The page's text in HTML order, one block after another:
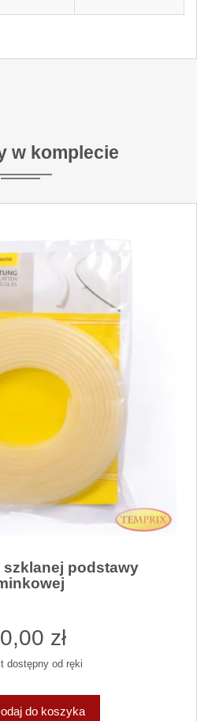
w komplecie
szklanej podstawy
,00 zł
dostępny od ręki
do koszyka